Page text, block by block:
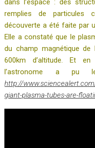
dans l’espace : des
remplies de particules
découverte a été faite par
Elle a constaté que le
du champ magnétique
600km d’altitude. Et
l’astronome a pu
http://
giant-plasma-tubes-are-